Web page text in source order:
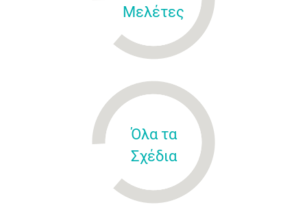
Μελέτες
Όλα τα
Σχέδια